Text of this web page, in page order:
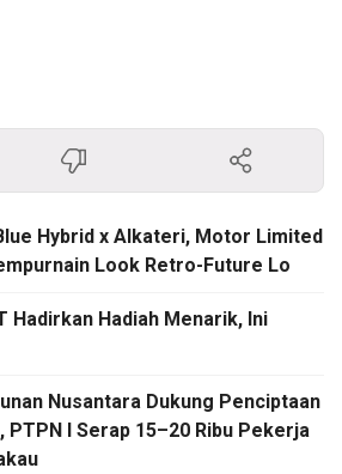
Hybrid x Alkateri, Motor Limited
Look Retro-Future Lo
Hadirkan Hadiah Menarik, Ini
Nusantara Dukung Penciptaan
PTPN I Serap 15–20 Ribu Pekerja